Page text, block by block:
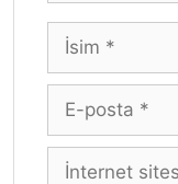
İsim
posta
İnternet